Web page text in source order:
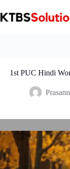
to
content
1st PUC Hindi